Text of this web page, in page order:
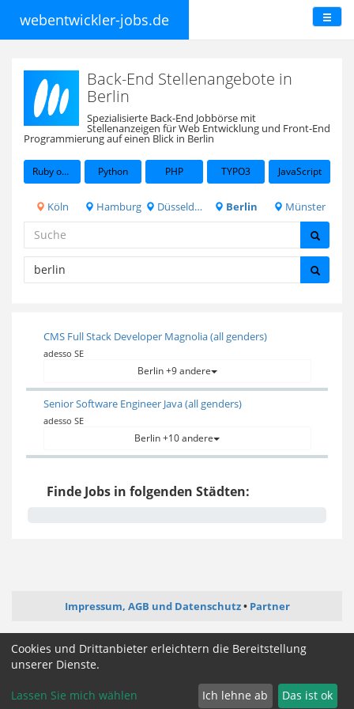
webentwickler-jobs.de
Back-End Stellenangebote in
Berlin
Spezialisierte Back-End Jobbörse mit
Stellenanzeigen für Web Entwicklung und Front-End
Programmierung auf einen Blick in Berlin
Ruby on Rails Python PHP TYPO3 JavaScript
Köln Hamburg Düsseldorf Berlin Münster
CMS Full Stack Developer Magnolia (all genders)
adesso SE
Berlin +9 andere
Senior Software Engineer Java (all genders)
adesso SE
Berlin +10 andere
Finde Jobs in folgenden Städten:
Impressum, AGB und Datenschutz Partner
ictjob.de administrator-jobs.de
softwareentwickler-jobs.de
Cookie Zustimmung ändern
Cookies und Drittanbieter erleichtern die Bereitstellung
unserer Dienste.
Lassen Sie mich wählen Ich lehne ab Das ist ok